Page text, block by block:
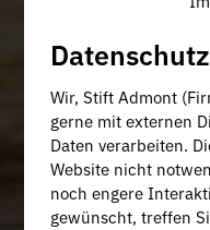
Datenschutz
Wir, Stift Admont
gerne mit externen
Daten verarbeiten.
Website nicht
noch engere
gewünscht, treffen